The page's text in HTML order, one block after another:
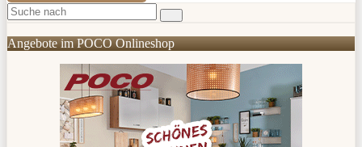
Angebote im POCO Onlineshop